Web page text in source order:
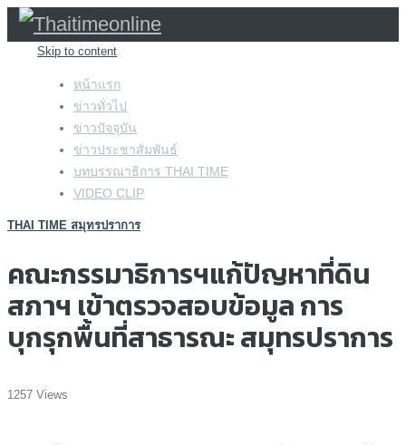
Skip to content
หน้าแรก
ข่าวทั่วไป
ข่าวปัจจุบัน
ข่าวประชาสัมพันธ์
บทบรรณาธิการ THAI TIME
VIDEO CLIP
THAI TIME สมุทรปราการ
คณะกรรมาธิการฯแก้ปัญหาที่ดิน
สภาฯ เข้าตรวจสอบข้อมูล การ
บุกรุกพื้นที่สาธารณะ สมุทรปราการ
1257 Views